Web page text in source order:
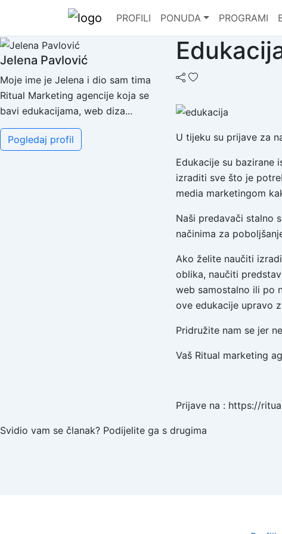
PROFILI PONUDA PROGRAMI
Jelena Pavlović
Moje ime je Jelena i dio sam tima
Ritual Marketing agencije koja se
bavi edukacijama, web diza...
Pogledaj profil U tijeku su prijave za
Edukacije su bazirane
izraditi sve što je
media marketingom
Naši predavači stalno
načinima za
Ako želite naučiti
oblika, naučiti
web samostalno ili po
ove edukacije upravo
Pridružite nam se jer
Vaš Ritual marketing
Prijave na : https://
Svidio vam se članak? Podijelite ga s drugima